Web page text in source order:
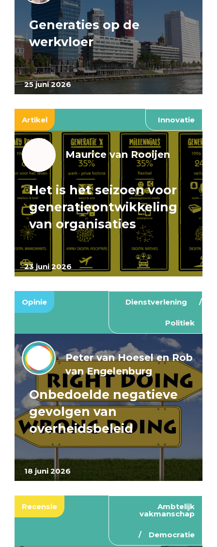
25 juni 2026
Generaties op de
werkvloer
Artikel Innovatie
23 juni 2026
Maurice van Rooijen
Het is het seizoen voor
generatieontwikkeling
van organisaties
Opinie Dienstverlening
Politiek
18 juni 2026
Peter van Hoesel en Rob
van Engelenburg
Onbedoelde negatieve
gevolgen van
overheidsbeleid
Recensie Ambtelijk
vakmanschap
Democratie